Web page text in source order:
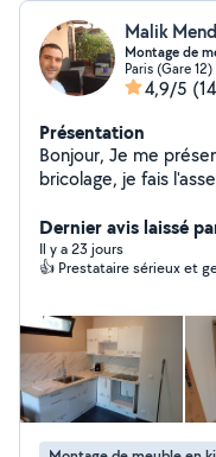
Malik
Montage de
Paris (Gare 12)
4,9/5
Présentation
Bonjour, Je me présente Malik, je suis un acro du
bricolage, je fais
rénovation. N'hésitez pas à me contacter pour vos
bricoles en cas de besoin
nécessaire). Dans l'attente de vos offres. Bon courage,
Dernier avis laissé
Il y a 23 jours